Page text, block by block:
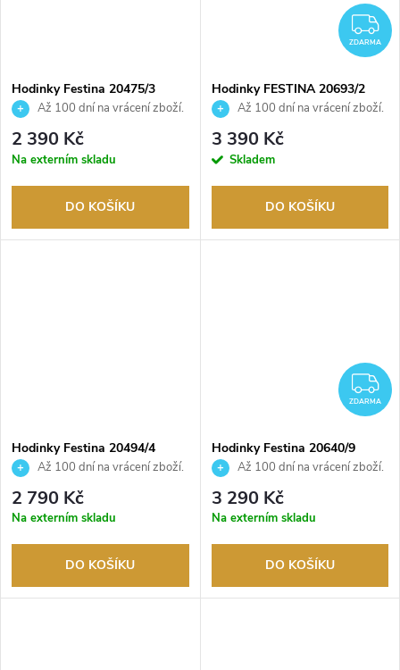
Hodinky Festina 20475/3
Až 100 dní na vrácení zboží.
Autorizovaný prodejce.
2 390 Kč
Na externím skladu
DO KOŠÍKU
ZDARMA
Hodinky FESTINA 20693/2
Až 100 dní na vrácení zboží.
Autorizovaný prodejce.
3 390 Kč
Skladem
DO KOŠÍKU
Hodinky Festina 20494/4
Až 100 dní na vrácení zboží.
Autorizovaný prodejce.
2 790 Kč
Na externím skladu
DO KOŠÍKU
ZDARMA
Hodinky Festina 20640/9
Až 100 dní na vrácení zboží.
Autorizovaný prodejce.
3 290 Kč
Na externím skladu
DO KOŠÍKU